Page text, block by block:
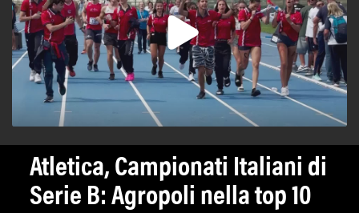
Atletica, Campionati Italiani di
Serie B: Agropoli nella top 10